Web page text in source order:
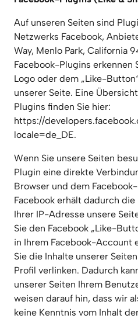
Auf unseren Seiten sind
Netzwerks Facebook,
Way, Menlo Park, California
Facebook-Plugins erkennen
Logo oder dem „Like-
unserer Seite. Eine
Plugins finden Sie hier:
https://
locale=de_DE.
Wenn Sie unsere Seiten
Plugin eine direkte
Browser und dem
Facebook erhält dadurch
Ihrer IP-Adresse unsere
Sie den Facebook „Like-
in Ihrem Facebook-Account
Sie die Inhalte unserer
Profil verlinken. Dadurch
unserer Seiten Ihrem
weisen darauf hin, dass wir
keine Kenntnis vom Inhalt